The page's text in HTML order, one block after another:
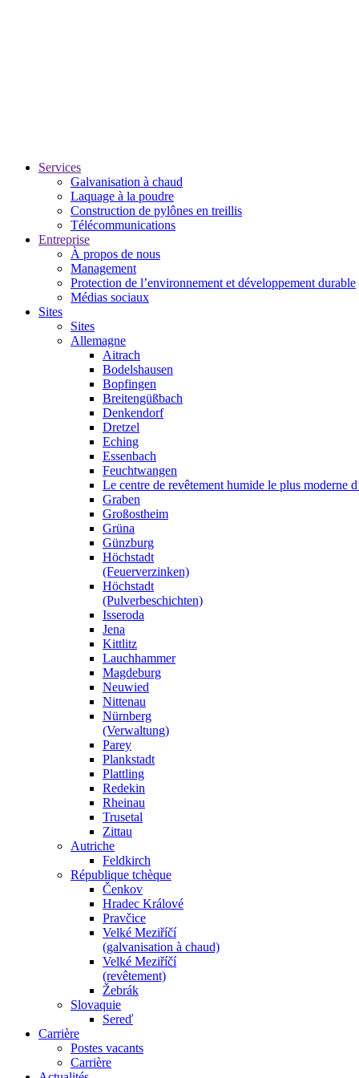
Services
Galvanisation à chaud
Laquage à la poudre
Construction de pylônes en treillis
Télécommunications
Entreprise
À propos de nous
Management
Protection de l’environnement et développement durable
Médias sociaux
Sites
Sites
Allemagne
Aitrach
Bodelshausen
Bopfingen
Breitengüßbach
Denkendorf
Dretzel
Eching
Essenbach
Feuchtwangen
Le centre de revêtement humide le plus moderne
Graben
Großostheim
Grüna
Günzburg
Höchstadt
(Feuerverzinken)
Höchstadt
(Pulverbeschichten)
Isseroda
Jena
Kittlitz
Lauchhammer
Magdeburg
Neuwied
Nittenau
Nürnberg
(Verwaltung)
Parey
Plankstadt
Plattling
Redekin
Rheinau
Trusetal
Zittau
Autriche
Feldkirch
République tchèque
Čenkov
Hradec Králové
Pravčice
Velké Meziříčí
(galvanisation à chaud)
Velké Meziříčí
(revêtement)
Žebrák
Slovaquie
Sereď
Carrière
Postes vacants
Carrière